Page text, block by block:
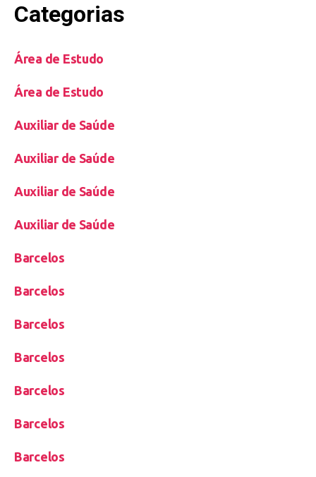
Categorias
Área de Estudo
Área de Estudo
Auxiliar de Saúde
Auxiliar de Saúde
Auxiliar de Saúde
Auxiliar de Saúde
Barcelos
Barcelos
Barcelos
Barcelos
Barcelos
Barcelos
Barcelos